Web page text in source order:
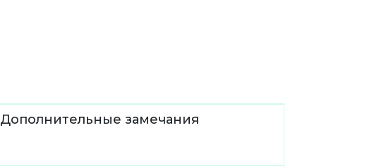
Дополнительные замечания